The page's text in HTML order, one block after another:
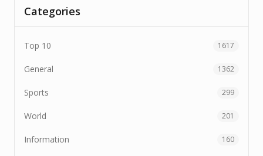
Categories
Top 10 1617
General 1362
Sports 299
World 201
Information 160